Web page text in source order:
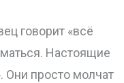
говорит «всё
Настоящие
Они просто молчат